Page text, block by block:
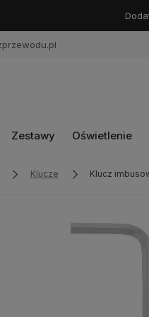
Zestawy Oświetlenie
Klucze Klucz